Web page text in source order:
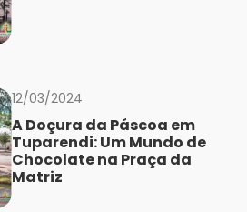
12/03/2024
A Doçura da Páscoa em
Tuparendi: Um Mundo de
Chocolate na Praça da
Matriz